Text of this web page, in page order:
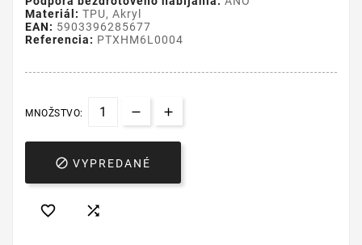
Materiál: TPU, Akryl
EAN: 5903396285677
Referencia: PTXHM6L0004
MNOŽSTVO:
 VYPREDANÉ
 